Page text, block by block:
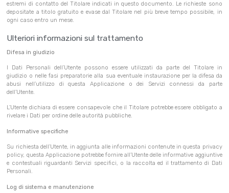
estremi di contatto del Titolare indicati in questo documento. Le richieste sono
depositate a titolo gratuito e evase dal Titolare nel più breve tempo possibile, in
ogni caso entro un mese.
Ulteriori informazioni sul trattamento
Difesa in giudizio
I Dati Personali dell’Utente possono essere utilizzati da parte del Titolare in
giudizio o nelle fasi preparatorie alla sua eventuale instaurazione per la difesa da
abusi nell’utilizzo di questa Applicazione o dei Servizi connessi da parte
dell’Utente.
L’Utente dichiara di essere consapevole che il Titolare potrebbe essere obbligato a
rivelare i Dati per ordine delle autorità pubbliche.
Informative specifiche
Su richiesta dell’Utente, in aggiunta alle informazioni contenute in questa privacy
policy, questa Applicazione potrebbe fornire all’Utente delle informative aggiuntive
e contestuali riguardanti Servizi specifici, o la raccolta ed il trattamento di Dati
Personali.
Log di sistema e manutenzione